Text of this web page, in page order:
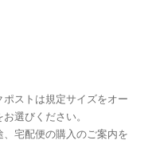
ポストは規定サイズをオー
選びください。
宅配便の購入のご案内を